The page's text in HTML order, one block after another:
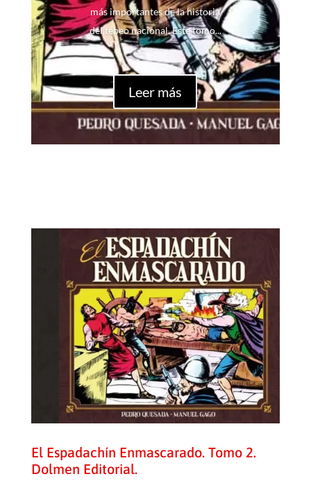
más importantes de la historia
del tebeo nacional. Este tomo...
Leer más
El Espadachín Enmascarado. Tomo 2.
Dolmen Editorial.